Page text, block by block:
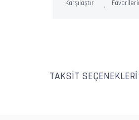
Karşılaştır
TAKSIT SEÇENEKLERI